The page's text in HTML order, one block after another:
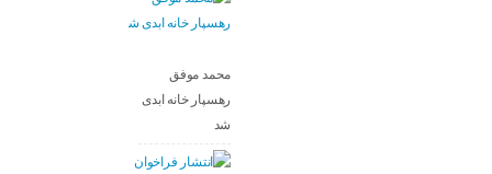
محمد موفق
رهسپار خانه ابدی
شد